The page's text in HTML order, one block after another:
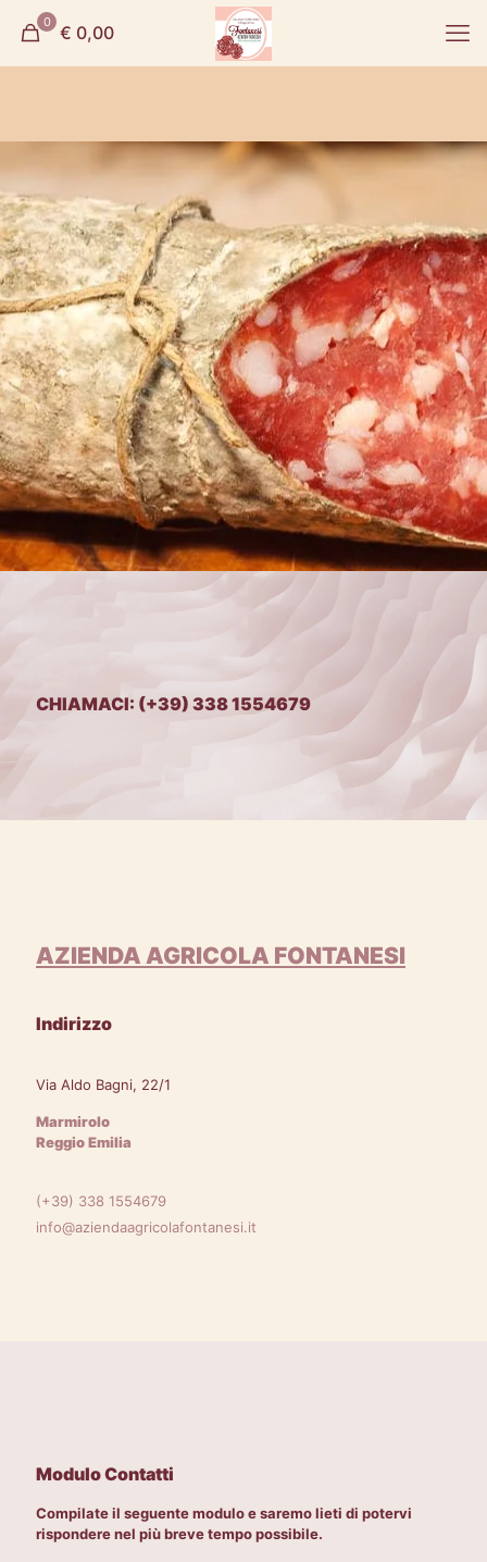
0 € 0,00
CHIAMACI: (+39) 338 1554679
AZIENDA AGRICOLA FONTANESI
Indirizzo
Via Aldo Bagni, 22/1
Marmirolo
Reggio Emilia
(+39) 338 1554679
info@aziendaagricolafontanesi.it
Modulo Contatti
Compilate il seguente modulo e saremo lieti di potervi
rispondere nel più breve tempo possibile.